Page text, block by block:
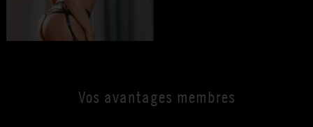
Vos avantages membres